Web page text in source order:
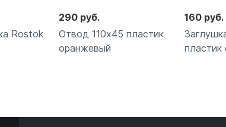
Rostok
290 руб.
Отвод 110х45 пластик
оранжевый
160 руб.
пластик